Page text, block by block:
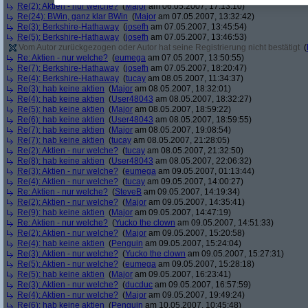
Re(2): Aktien - nur welche?(Majoram 06.05.2007, 17:13:10)
Re(24): BWin, ganz klar BWin (Major am 07.05.2007, 13:32:42)
Re(3): Berkshire-Hathaway (josefh am 07.05.2007, 13:45:54)
Re(5): Berkshire-Hathaway (josefh am 07.05.2007, 13:46:53)
Vom Autor zurückgezogen oder Autor hat seine Registrierung nicht bestätigt (
Re: Aktien - nur welche? (eumega am 07.05.2007, 13:50:55)
Re(7): Berkshire-Hathaway (josefh am 07.05.2007, 18:20:47)
Re(4): Berkshire-Hathaway (tucay am 08.05.2007, 11:34:37)
Re(3): hab keine aktien (Major am 08.05.2007, 18:32:01)
Re(4): hab keine aktien (User48043 am 08.05.2007, 18:32:27)
Re(5): hab keine aktien (Major am 08.05.2007, 18:59:22)
Re(6): hab keine aktien (User48043 am 08.05.2007, 18:59:55)
Re(7): hab keine aktien (Major am 08.05.2007, 19:08:54)
Re(7): hab keine aktien (tucay am 08.05.2007, 21:28:05)
Re(2): Aktien - nur welche? (tucay am 08.05.2007, 21:32:50)
Re(8): hab keine aktien (User48043 am 08.05.2007, 22:06:32)
Re(3): Aktien - nur welche? (eumega am 09.05.2007, 01:13:44)
Re(4): Aktien - nur welche? (tucay am 09.05.2007, 14:00:27)
Re: Aktien - nur welche? (SteveB am 09.05.2007, 14:19:34)
Re(2): Aktien - nur welche? (Major am 09.05.2007, 14:35:41)
Re(9): hab keine aktien (Major am 09.05.2007, 14:47:19)
Re: Aktien - nur welche? (Yucko the clown am 09.05.2007, 14:51:33)
Re(2): Aktien - nur welche? (Major am 09.05.2007, 15:20:58)
Re(4): hab keine aktien (Penguin am 09.05.2007, 15:24:04)
Re(3): Aktien - nur welche? (Yucko the clown am 09.05.2007, 15:27:31)
Re(5): Aktien - nur welche? (eumega am 09.05.2007, 15:28:18)
Re(5): hab keine aktien (Major am 09.05.2007, 16:23:41)
Re(3): Aktien - nur welche? (ducduc am 09.05.2007, 16:57:59)
Re(4): Aktien - nur welche? (Major am 09.05.2007, 19:49:24)
Re(6): hab keine aktien (Penguin am 10.05.2007, 10:45:48)